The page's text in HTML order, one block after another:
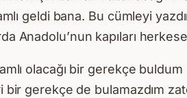
geldi bana. Bu cümleyi
Anadolu’nun kapıları
olacağı bir gerekçe
bir gerekçe de bulamazdım